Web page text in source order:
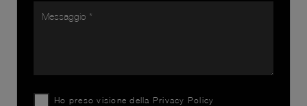
Ho preso visione della Privacy Policy